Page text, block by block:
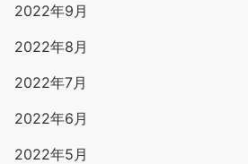
2022年9月
2022年8月
2022年7月
2022年6月
2022年5月